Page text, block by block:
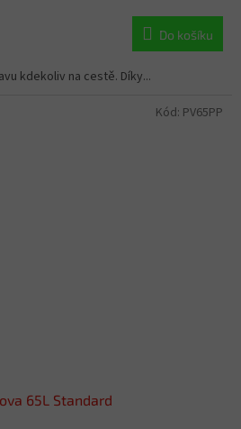
Do košíku
kdekoliv na cestě. Díky...
65L Standard
Kód: PV65PP